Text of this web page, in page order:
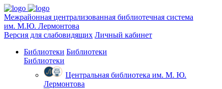
Межрайонная централизованная библиотечная система
им. М.Ю. Лермонтова
Версия для слабовидящих Личный кабинет
Библиотеки Библиотеки
Библиотеки
Центральная библиотека им. М. Ю.
Лермонтова